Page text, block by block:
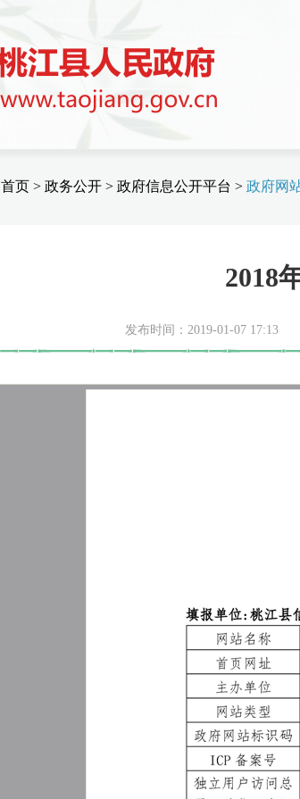
首页 > 政务公开 > 政府信息公开平台 > 政府网
2018
发布时间：2019-01-07 17:13